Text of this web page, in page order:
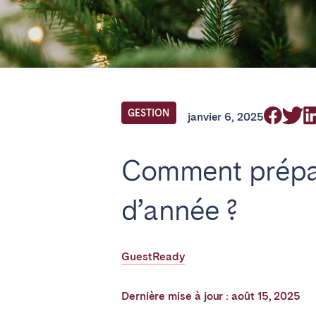
GESTION janvier 6, 2025
Comment
d’année ?
GuestReady
Dernière mise à jour : août 15, 2025
Find your
Cannes Dijon
Marseille
Paris
IRELAND